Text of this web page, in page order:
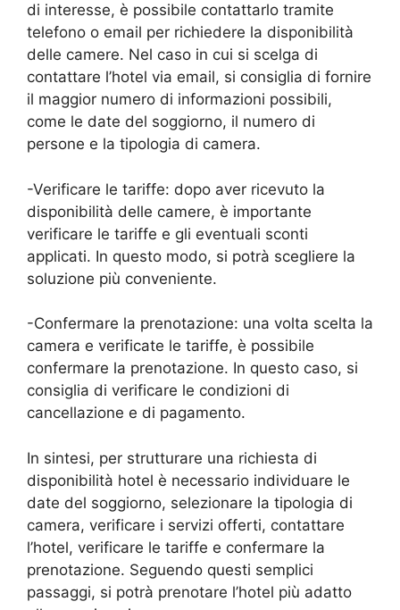
di interesse, è possibile contattarlo tramite
telefono o email per richiedere la disponibilità
delle camere. Nel caso in cui si scelga di
contattare l’hotel via email, si consiglia di fornire
il maggior numero di informazioni possibili,
come le date del soggiorno, il numero di
persone e la tipologia di camera.
-Verificare le tariffe: dopo aver ricevuto la
disponibilità delle camere, è importante
verificare le tariffe e gli eventuali sconti
applicati. In questo modo, si potrà scegliere la
soluzione più conveniente.
-Confermare la prenotazione: una volta scelta la
camera e verificate le tariffe, è possibile
confermare la prenotazione. In questo caso, si
consiglia di verificare le condizioni di
cancellazione e di pagamento.
In sintesi, per strutturare una richiesta di
disponibilità hotel è necessario individuare le
date del soggiorno, selezionare la tipologia di
camera, verificare i servizi offerti, contattare
l’hotel, verificare le tariffe e confermare la
prenotazione. Seguendo questi semplici
passaggi, si potrà prenotare l’hotel più adatto